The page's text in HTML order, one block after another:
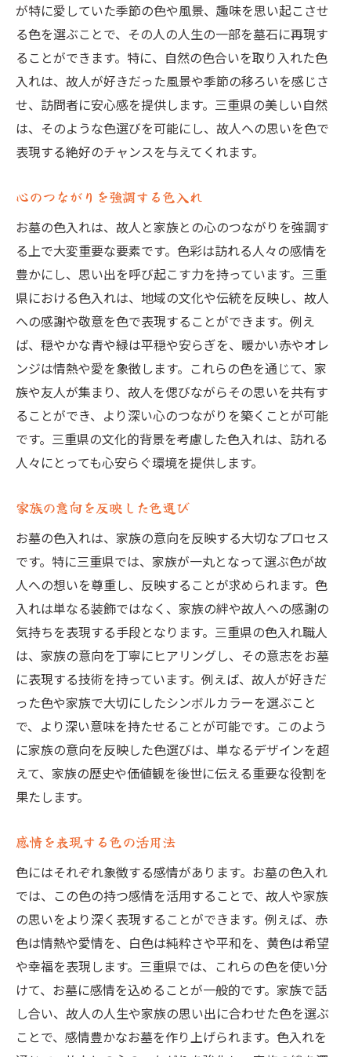
が特に愛していた季節の色や風景、趣味を思い起こさせ
る色を選ぶことで、その人の人生の一部を墓石に再現す
ることができます。特に、自然の色合いを取り入れた色
入れは、故人が好きだった風景や季節の移ろいを感じさ
せ、訪問者に安心感を提供します。三重県の美しい自然
は、そのような色選びを可能にし、故人への思いを色で
表現する絶好のチャンスを与えてくれます。
心のつながりを強調する色入れ
お墓の色入れは、故人と家族との心のつながりを強調す
る上で大変重要な要素です。色彩は訪れる人々の感情を
豊かにし、思い出を呼び起こす力を持っています。三重
県における色入れは、地域の文化や伝統を反映し、故人
への感謝や敬意を色で表現することができます。例え
ば、穏やかな青や緑は平穏や安らぎを、暖かい赤やオレ
ンジは情熱や愛を象徴します。これらの色を通じて、家
族や友人が集まり、故人を偲びながらその思いを共有す
ることができ、より深い心のつながりを築くことが可能
です。三重県の文化的背景を考慮した色入れは、訪れる
人々にとっても心安らぐ環境を提供します。
家族の意向を反映した色選び
お墓の色入れは、家族の意向を反映する大切なプロセス
です。特に三重県では、家族が一丸となって選ぶ色が故
人への想いを尊重し、反映することが求められます。色
入れは単なる装飾ではなく、家族の絆や故人への感謝の
気持ちを表現する手段となります。三重県の色入れ職人
は、家族の意向を丁寧にヒアリングし、その意志をお墓
に表現する技術を持っています。例えば、故人が好きだ
った色や家族で大切にしたシンボルカラーを選ぶこと
で、より深い意味を持たせることが可能です。このよう
に家族の意向を反映した色選びは、単なるデザインを超
えて、家族の歴史や価値観を後世に伝える重要な役割を
果たします。
感情を表現する色の活用法
色にはそれぞれ象徴する感情があります。お墓の色入れ
では、この色の持つ感情を活用することで、故人や家族
の思いをより深く表現することができます。例えば、赤
色は情熱や愛情を、白色は純粋さや平和を、黄色は希望
や幸福を表現します。三重県では、これらの色を使い分
けて、お墓に感情を込めることが一般的です。家族で話
し合い、故人の人生や家族の思い出に合わせた色を選ぶ
ことで、感情豊かなお墓を作り上げられます。色入れを